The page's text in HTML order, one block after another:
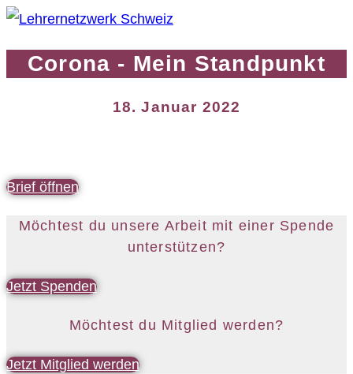
Corona - Mein Standpunkt
18. Januar 2022
Brief öffnen
Möchtest du unsere Arbeit mit einer Spende
unterstützen?
Jetzt Spenden
Möchtest du Mitglied werden?
Jetzt Mitglied werden